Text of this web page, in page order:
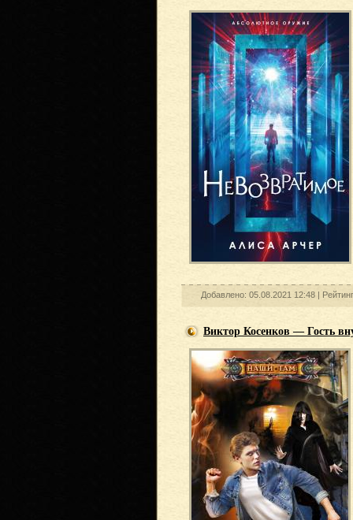
Добавлено: 05.08.2021 12:48 |
Виктор Косенков — Гость